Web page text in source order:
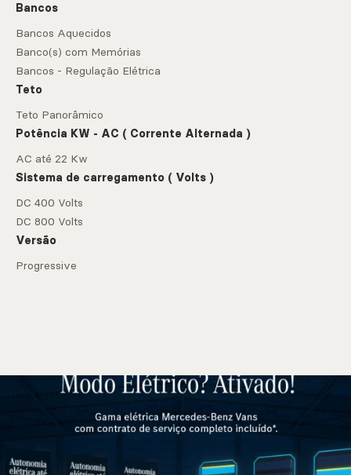
Bancos
Bancos Aquecidos
Banco(s) com Memórias
Bancos - Regulação Elétrica
Teto
Teto Panorâmico
Potência KW - AC ( Corrente Alternada )
AC até 22 Kw
Sistema de carregamento ( Volts )
DC 400 Volts
DC 800 Volts
Versão
Progressive